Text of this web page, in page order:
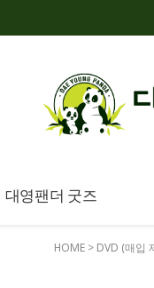
대영팬더 굿즈
HOME > DVD (매입